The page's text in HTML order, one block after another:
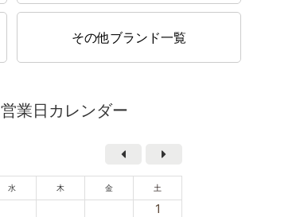
その他ブランド一覧
営業日カレンダー
水 木 金 土
1